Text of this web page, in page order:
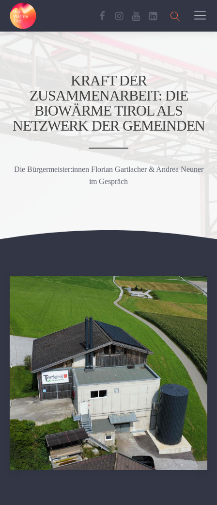
KRAFT DER
ZUSAMMENARBEIT: DIE
BIOWÄRME TIROL ALS
NETZWERK DER GEMEINDEN
Die Bürgermeister:innen Florian Gartlacher & Andrea Neuner
im Gespräch